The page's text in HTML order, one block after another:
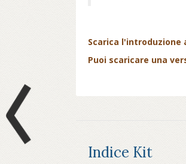
Scarica l'introduzione
Puoi scaricare una
Indice Kit